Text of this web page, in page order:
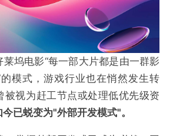
坞电影“每一部大片都是由一群影
模式，游戏行业也在悄然发生转
被视为赶工节点或处理低优先级资
今已蜕变为"外部开发模式"。